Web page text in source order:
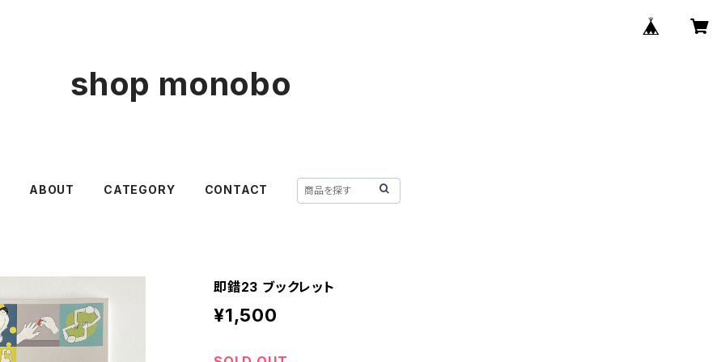
shop monobo
ABOUT CATEGORY CONTACT
即錯23 ブックレット
¥1,500